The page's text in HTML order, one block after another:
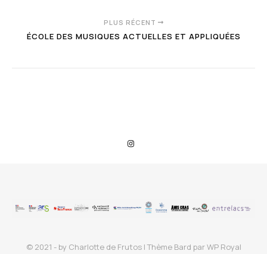
PLUS RÉCENT
ÉCOLE DES MUSIQUES ACTUELLES ET APPLIQUÉES
© 2021 - by Charlotte de Frutos |Thème Bard parWP Royal